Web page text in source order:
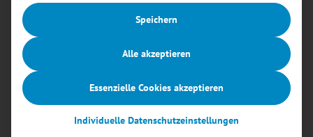
<kes>+
Keine Beiträge gefunden
Speichern
Alle akzeptieren
Essenzielle Cookies akzeptieren
Individuelle Datenschutzeinstellungen